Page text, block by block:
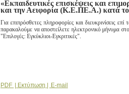
«Εκπαιδευτικές επισκέψεις και
και την Αειφορία (Κ.Ε.ΠΕ.Α.) κατά το
Για επιπρόσθετες πληροφορίες και διευκρινίσεις
παρακαλούμε να αποστείλετε ηλεκτρονικό μήνυμα
"Επιλογές: Εγκύκλιοι-Εγκριτικές".
PDF | Εκτύπωση | E-mail